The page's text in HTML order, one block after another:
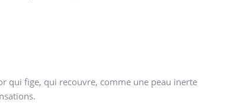
qui fige, qui recouvre, comme une peau inerte